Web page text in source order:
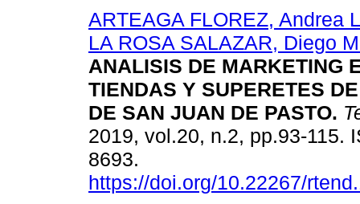
ARTEAGA FLOREZ, Andrea
LA ROSA SALAZAR, Diego
ANALISIS DE MARKETING
TIENDAS Y SUPERETES
DE SAN JUAN DE PASTO.
2019, vol.20, n.2, pp.93-115.
8693.
https://doi.org/10.22267/